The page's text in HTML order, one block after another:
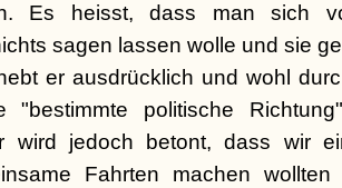
Es heisst, dass man sich
sagen lassen wolle und sie
er ausdrücklich und wohl
"bestimmte politische
wird jedoch betont, dass wir
Fahrten machen